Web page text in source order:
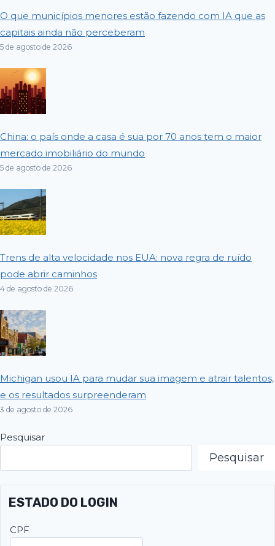
O que municípios menores estão fazendo com IA que as
capitais ainda não perceberam
5 de agosto de 2026
China: o país onde a casa é sua por 70 anos tem o maior
mercado imobiliário do mundo
5 de agosto de 2026
Trens de alta velocidade nos EUA: nova regra de ruído
pode abrir caminhos
4 de agosto de 2026
Michigan usou IA para mudar sua imagem e atrair talentos,
e os resultados surpreenderam
3 de agosto de 2026
Pesquisar
Pesquisar
ESTADO DO LOGIN
CPF